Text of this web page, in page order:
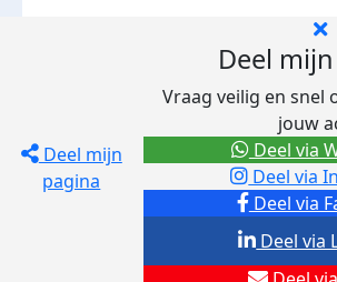
Deel mijn
pagina
Deel
Vraag veilig en snel
jouw
Deel via
Deel via
Deel via
Deel via